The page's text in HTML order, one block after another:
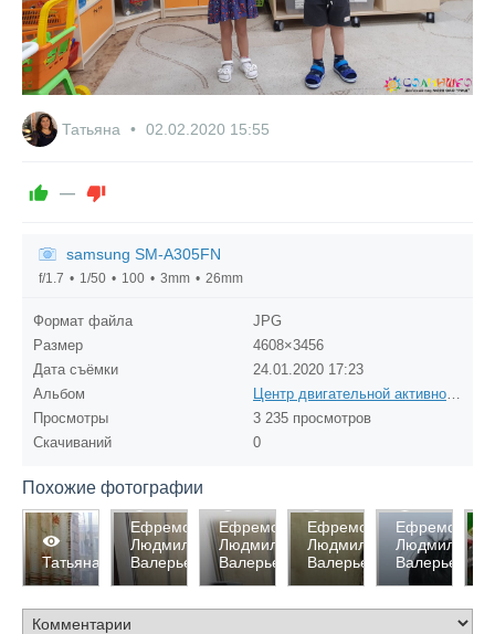
Татьяна 02.02.2020 15:55
—
samsung SM-A305FN
f/1.7 1/50 100 3mm 26mm
Формат файла
JPG
Размер
4608×3456
Дата съёмки
24.01.2020 17:23
Альбом
Центр двигательной активности группы
Просмотры
3 235 просмотров
Скачиваний
0
Похожие фотографии
2952
0
Татьяна
2863
0
0
Ефремова
Людмила
Валерьевна
2661
0
0
Ефремова
Людмила
Валерьевна
2644
0
0
Ефремова
Людмила
Валерьевна
2550
0
0
Ефремова
Людмила
Валерьевна